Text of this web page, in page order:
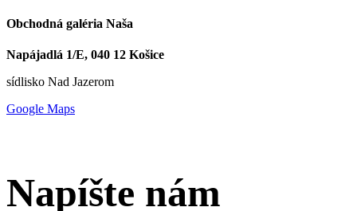
Obchodná galéria Naša
Napájadlá 1/E, 040 12 Košice
sídlisko Nad Jazerom
Google Maps
Napíšte nám